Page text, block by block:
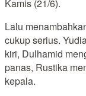
Kamis (21/6).
Lalu
cukup serius.
kiri, Dulhamid
panas, Rustika
kepala.